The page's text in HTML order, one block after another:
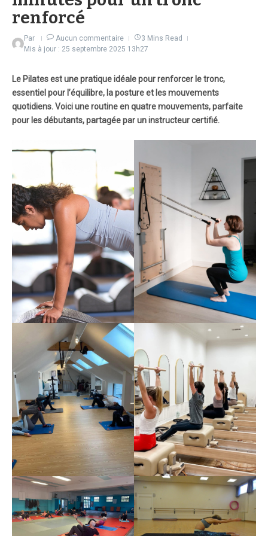
renforcé
Par Aucun commentaire
3 Mins Read
Mis à jour : 25 septembre 2025 13h27
Le Pilates est une pratique idéale pour renforcer le tronc,
essentiel pour l’équilibre, la posture et les mouvements
quotidiens. Voici une routine en quatre mouvements, parfaite
pour les débutants, partagée par un instructeur certifié.